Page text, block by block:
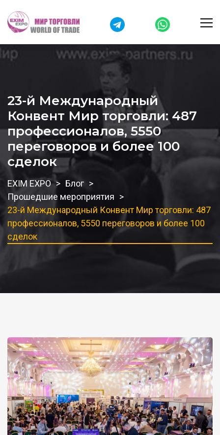
23-й Международный
Конвент Мир торговли: 487
профессионалов, 5550
переговоров и более 100
сделок
EXIM EXPO
Блог
Прошедшие мероприятия
23-й Международный Конвент Мир торговли: 487
профессионалов, 5550 переговоров и более 100
сделок